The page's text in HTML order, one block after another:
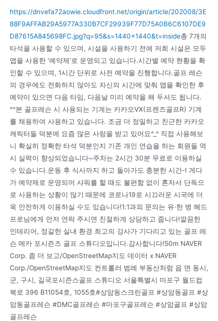
https://dnvefa72aowie.cloudfront.net/origin/article/202008/3E
88F9AFFAB29A5977A330B7CF29939F77D75A0B6C6107DE9
D87615A845698FC.jpg?q=95&s=1440×1440&t=inside총 7개의
타석을 사용할 수 있으며, 시설을 사용하기 전에 저희 시설은 모두
앱을 사용한 ‘예약제’로 운영되고 있습니다.시간별 예약 현황을 확
인할 수 있으며, 1시간 단위로 사전 예약을 진행합니다.골프 레슨
의 경우에도 전화하지 않아도 자신의 시간에 맞춰 앱을 확인한 후
예약이 있으면 다음 타임, 다음날 미리 예약을 해 두셔도 됩니다.
^^본 골프레슨 시 사용되는 기계는 카카오VX(프렌즈골프R) 기계
를 채용하여 사용하고 있습니다. 조금 더 정밀하고 친근한 카카오
캐릭터들 덕분에 요즘 많은 사랑을 받고 있어요^_^ 직접 사용해보
니 확실히 정확한 타석 덕분인지 기존 개인 연습을 하는 회원들 역
시 실력이 향상되었습니다~주차는 2시간 30분 무료로 이용하실
수 있습니다.운동 후 식사까지 하고 돌아가도 충분한 시간-! 게다
가 예약제로 운영되어 샤워를 할 때도 불편함 없이 혼자서 단독으
로 사용하는 상황이 많기 때문에 코로나19로 시끄러운 시국에 더
욱 안전하게 이용하실 수도 있습니다!1:1과외 문의는 유·한 병 헤드
프로님에게 먼저 연락 주시면 친절하게 상담하고 줍니다!깔끔한
인테리어, 정갈한 실내 환경 최고의 강사가 기다리고 있는 골프 레
슨 메카 포시즌즈 골프 스튜디오입니다.감사합니다!50m NAVER
Corp. 좀 더 보고/OpenStreetMap지도 데이터 x NAVER
Corp./OpenStreetMap지도 컨트롤러 범례 부동산처럼 읍 면 동시,
군, 구시, 길국포시즌스골프 스튜디오 서울특별시 마포구 월드컵
북로 396 B11054호, 1055호#상암동스크린골프 #상암동골프 #상
암동골프레슨 #DMC골프레슨 #마포구골프레슨 #상암골프 #상암
골프레슨